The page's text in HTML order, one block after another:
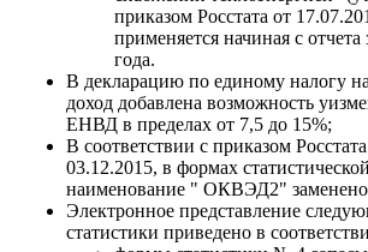
приказом Росстата от
применяется начиная с отчета
года.
В декларацию по единому налогу
доход добавлена возможность
ЕНВД в пределах от 7,5 до 15%;
В соответствии с приказом
03.12.2015, в формах
наименование " ОКВЭД2"
Электронное представление
статистики приведено в